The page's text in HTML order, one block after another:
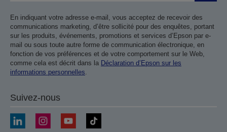
En indiquant votre adresse e-mail, vous acceptez de recevoir des
communications marketing, d’être sollicité pour des enquêtes, portant
sur les produits, événements, promotions et services d’Epson par e-
mail ou sous toute autre forme de communication électronique, en
fonction de vos préférences et de votre comportement sur le Web,
comme cela est décrit dans la Déclaration d’Epson sur les
informations personnelles.
Suivez-nous